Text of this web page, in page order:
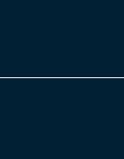
pp m